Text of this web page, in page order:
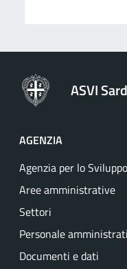
ASVI
AGENZIA
Agenzia per lo
Aree amministrative
Settori
Personale
Documenti e dati